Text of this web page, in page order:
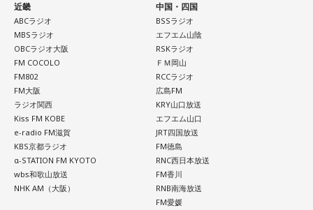
近畿
ABCラジオ
MBSラジオ
OBCラジオ大阪
FM COCOLO
FM802
FM大阪
ラジオ関西
Kiss FM KOBE
e-radio FM滋賀
KBS京都ラジオ
α-STATION FM KYOTO
wbs和歌山放送
NHK AM（大阪）
中国・四国
BSSラジオ
エフエム山陰
RSKラジオ
ＦＭ岡山
RCCラジオ
広島FM
KRY山口放送
エフエム山口
JRT四国放送
FM徳島
RNC西日本放送
FM香川
RNB南海放送
FM愛媛